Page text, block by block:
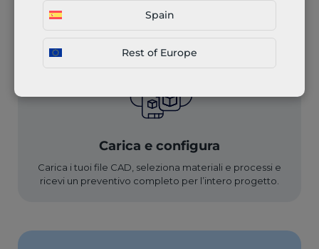
Spain
Rest of Europe
Carica e configura
Carica i tuoi file CAD, seleziona materiali e processi e
ricevi un preventivo completo per l’intero progetto.